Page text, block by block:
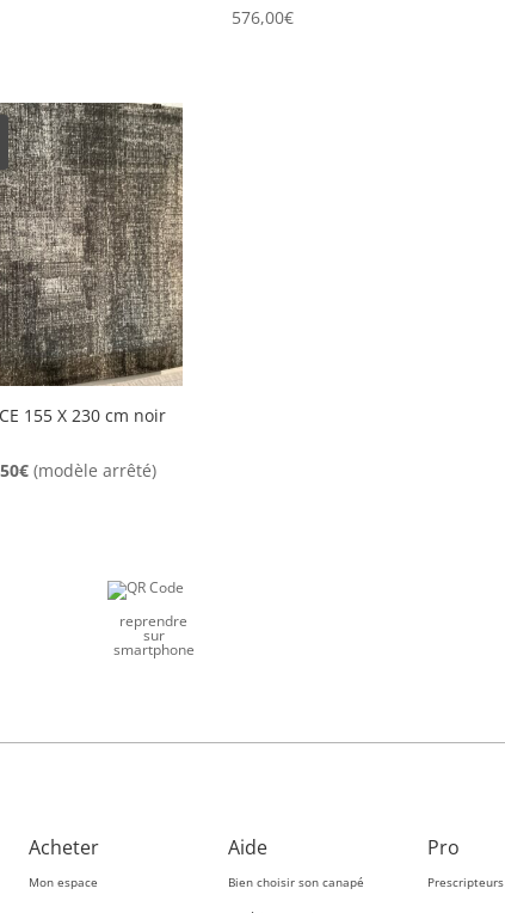
576,00€
155 X 230 cm noir
€Le
(modèle arrêté)
reprendre
sur
smartphone
Acheter
Mon espace
Aide
Bien choisir son canapé
Pro
Prescripteurs